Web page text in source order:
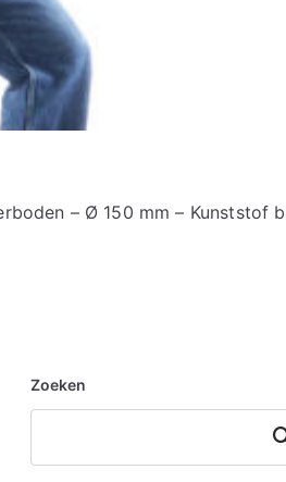
– Ø 150 mm – Kunststof
Zoeken